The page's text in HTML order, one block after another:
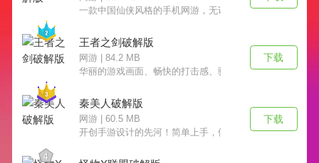
一款中国仙侠风格的手机网游，无论画面、音效、内容都
王者之剑破解版
网游 | 84.2 MB
华丽的游戏画面、畅快的打击感、骑士的正义感,所有元素
下载
秦美人破解版
网游 | 60.5 MB
开创手游设计的先河！简单上手，便捷操作，流畅体验，
下载
4